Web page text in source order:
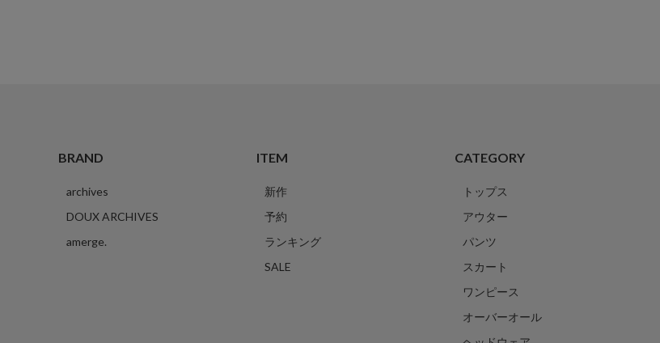
BRAND
archives
DOUX ARCHIVES
amerge.
ITEM
新作
予約
ランキング
SALE
CATEGORY
トップス
アウター
パンツ
スカート
ワンピース
オーバーオール